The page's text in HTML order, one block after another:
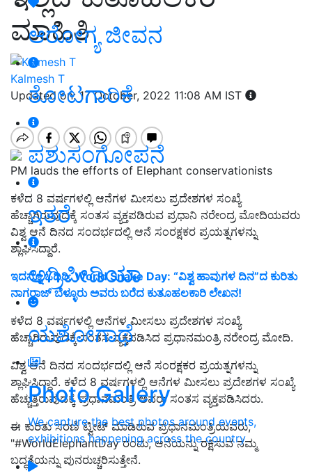
ಆರೋಗ್ಯ ಜೀವನ
ತೋಟಗಾರಿಕೆ
ಪಶುಸಂಗೋಪನೆ
ಇತರೆ
ಅಗ್ರಿಪೀಡಿಯಾ
ಯಶೋಗಾಥೆ
Photo Gallery
We capture the best photos around events,
exhibitions happening across the country
ಮಾಹಿತಿ
Kalmesh T
Updated on: 17 October, 2022 11:08 AM IST
PM lauds the efforts of Elephant conservationists
ಕಳೆದ 8 ವರ್ಷಗಳಲ್ಲಿ ಆನೆಗಳ ಮೀಸಲು ಪ್ರದೇಶಗಳ ಸಂಖ್ಯೆ
ಹೆಚ್ಚಾಗಿರುವುದಕ್ಕೆ ಸಂತಸ ವ್ಯಕ್ತಪಡಿರುವ ಪ್ರಧಾನಿ ನರೇಂದ್ರ ಮೋದಿಯವರು
ವಿಶ್ವ ಆನೆ ದಿನದ ಸಂದರ್ಭದಲ್ಲಿ ಆನೆ ಸಂರಕ್ಷಕರ ಪ್ರಯತ್ನಗಳನ್ನು
ಶ್ಲಾಘಿಸಿದ್ದಾರೆ.
ಇದನ್ನೂ ಓದಿರಿ: World Snake Day: “ವಿಶ್ವ ಹಾವುಗಳ ದಿನ”ದ ಕುರಿತು
ನಾಗರಾಜ್ ಬೆಳ್ಳೂರು ಅವರು ಬರೆದ ಕುತೂಹಲಕಾರಿ ಲೇಖನ!
ಕಳೆದ 8 ವರ್ಷಗಳಲ್ಲಿ ಆನೆಗಳ ಮೀಸಲು ಪ್ರದೇಶಗಳ ಸಂಖ್ಯೆ
ಹೆಚ್ಚಾಗಿರುವುದಕ್ಕೆ ಸಂತಸ ವ್ಯಕ್ತಪಡಿಸಿದ ಪ್ರಧಾನಮಂತ್ರಿ ನರೇಂದ್ರ ಮೋದಿ.
ವಿಶ್ವ ಆನೆ ದಿನದ ಸಂದರ್ಭದಲ್ಲಿ ಆನೆ ಸಂರಕ್ಷಕರ ಪ್ರಯತ್ನಗಳನ್ನು
ಶ್ಲಾಘಿಸಿದ್ದಾರೆ. ಕಳೆದ 8 ವರ್ಷಗಳಲ್ಲಿ ಆನೆಗಳ ಮೀಸಲು ಪ್ರದೇಶಗಳ ಸಂಖ್ಯೆ
ಹೆಚ್ಚುತ್ತಿರುವುದಕ್ಕೆ ಪ್ರಧಾನಮಂತ್ರಿ ಅವರು ಸಂತಸ ವ್ಯಕ್ತಪಡಿಸಿದರು.
ಈ ಕುರಿತು ಸರಣಿ ಟ್ವೀಟ್ ಮಾಡಿರುವ ಪ್ರಧಾನಮಂತ್ರಿಯವರು,
"#WorldElephantDay ರಂದು, ಆನೆಯನ್ನು ರಕ್ಷಿಸುವ ನಮ್ಮ
ಬದ್ಧತೆಯನ್ನು ಪುನರುಚ್ಚರಿಸುತ್ತೇನೆ.